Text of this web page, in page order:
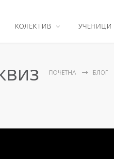
КОЛЕКТИВ УЧЕНИЦИ
ПОЧЕТНА БЛОГ